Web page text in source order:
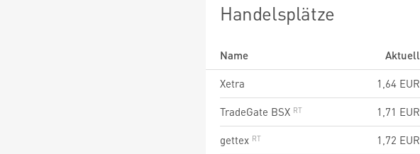
Handelsplätze
Name Aktuell
Xetra
1,64 EUR
TradeGate BSX
1,71 EUR
gettex
1,72 EUR